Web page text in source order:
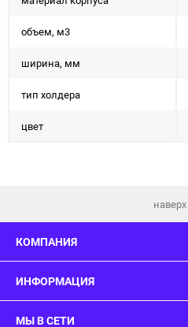
объем, м3
ширина, мм
тип холдера
цвет
наверх
КОМПАНИЯ
ИНФОРМАЦИЯ
МЫ В СЕТИ